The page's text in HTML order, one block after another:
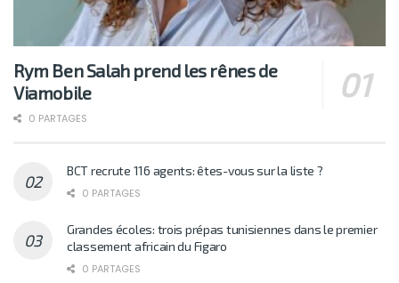
Rym Ben Salah prend les rênes de
Viamobile
0 PARTAGES
BCT recrute 116 agents: êtes-vous sur la liste ?
0 PARTAGES
Grandes écoles: trois prépas tunisiennes dans le premier
classement africain du Figaro
0 PARTAGES